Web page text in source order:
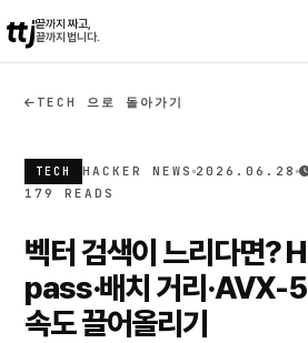
ttj끝까지 짜고,
끝까지 법니다.
TECH 으로 돌아가기
TECH HACKER NEWS 2026.06.28
179 READS
벡터 검색이 느리다면?
pass·배치 거리·AVX-
속도 끌어올리기